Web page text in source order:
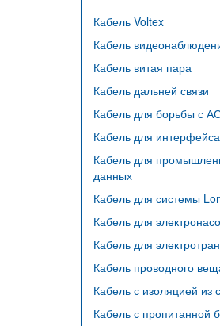
Кабель Voltex
Кабель
Кабель витая пара
Кабель дальней связи
Кабель для борьбы с
Кабель для
Кабель для
данных
Кабель для системы
Кабель для
Кабель для
Кабель проводного
Кабель с изоляцией из
Кабель с пропитанной